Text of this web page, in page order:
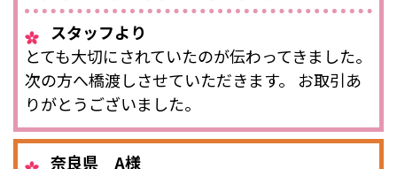
スタッフより
とても大切にされていたのが伝わってきました。
次の方へ橋渡しさせていただきます。 お取引あ
りがとうございました。
奈良県 A様